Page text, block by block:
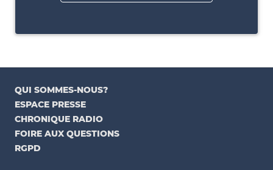
QUI SOMMES-NOUS?
ESPACE PRESSE
CHRONIQUE RADIO
FOIRE AUX QUESTIONS
RGPD